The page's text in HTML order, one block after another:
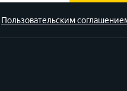
Пользовательским